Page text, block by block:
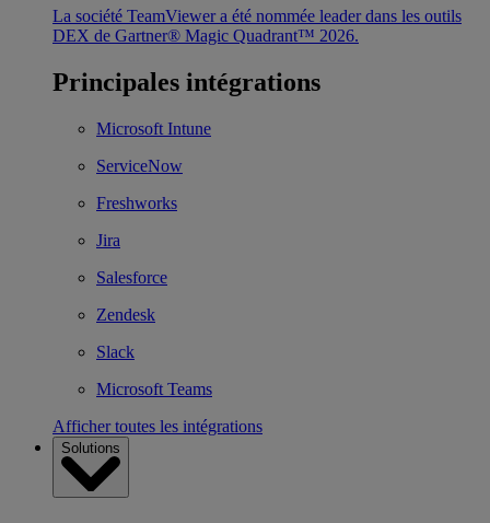
La société TeamViewer a été nommée leader dans les outils
DEX de Gartner® Magic Quadrant™ 2026.
Principales intégrations
Microsoft Intune
ServiceNow
Freshworks
Jira
Salesforce
Zendesk
Slack
Microsoft Teams
Afficher toutes les intégrations
Solutions